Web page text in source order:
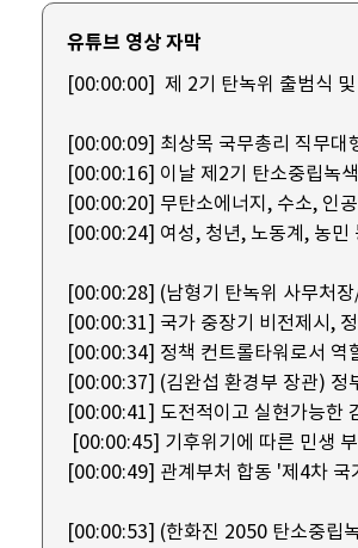
유튜브 영상 자막
[00:00:00] 제 2기 탄녹위 출범식 및
[00:00:09] 최상목 국무총리 직무
[00:00:16] 이날 제2기 탄소중립녹
[00:00:20] 무탄소에너지, 수소, 인
[00:00:24] 여성, 청년, 노동계, 농
[00:00:28] (남형기 탄녹위 사무처
[00:00:31] 국가 중장기 비전제시,
[00:00:34] 정책 컨트롤타워로서 역
[00:00:37] (김완섭 환경부 장관) 정
[00:00:41] 도전적이고 실현가능한
[00:00:45] 기후위기에 따른 민생
[00:00:49] 관계부처 합동 '제4차
[00:00:53] (한화진 2050 탄소중립